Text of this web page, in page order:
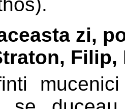
zi,
Filip,